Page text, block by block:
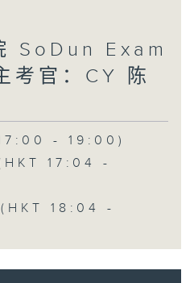
SoDun Exam
考官：CY 陈
- 19:00)
17:04 -
18:04 -